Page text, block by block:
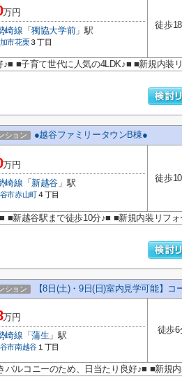
万円
崎線 「獨協大学前」駅
市花栗３丁目
徒歩
■子育て世代に人気の4LDK♪■ ■新規内装
ション ●越谷ファミリータウンB棟●
万円
崎線 「 新越谷 」駅
市赤山町４丁目
徒歩
■新越谷駅まで徒歩10分♪■ ■新規内装リフォ
ション 【8日(土)・9日(日)室内見学可能】コ
万円
崎線 「蒲生 」駅
市南越谷１丁目
徒歩6
バルコニーのため、日当たり良好♪■ ■新規